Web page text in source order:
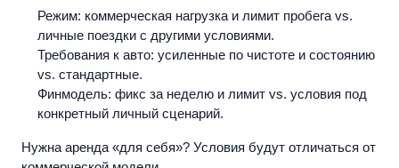
Режим: коммерческая нагрузка и лимит пробега vs.
личные поездки с другими условиями.
Требования к авто: усиленные по чистоте и состоянию
vs. стандартные.
Финмодель: фикс за неделю и лимит vs. условия под
конкретный личный сценарий.
Нужна аренда «для себя»? Условия будут отличаться от